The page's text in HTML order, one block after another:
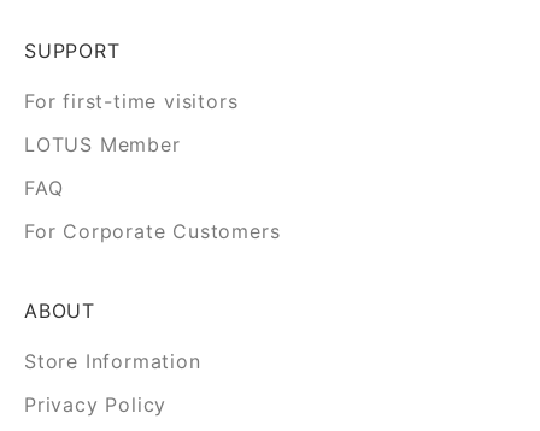
残り2枚！
https://t.co/b386onmLd2
晴れ間のぞく朝九時、開いたばかりの店先を観光客が行き
交う。朝の光に馴染むチャイナパーカーは、肌をやわらか
#ROUROU #横浜中華街 #ネオアジア
2026年8月8日
SUPPORT
For first-time visitors
LOTUS Member
FAQ
For Corporate Customers
ABOUT
Store Information
Privacy Policy